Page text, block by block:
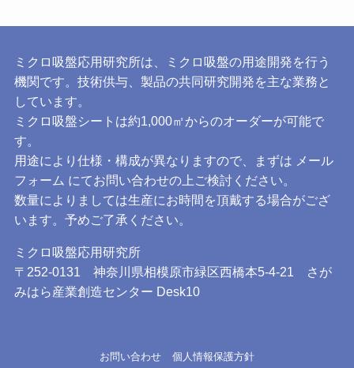
ミクロ吸盤応用研究所は、ミクロ吸盤の用途開発を行う
機関です。技術供与、製品の共同研究開発を主な業務と
しています。
ミクロ吸盤シートは約1,000㎡からのオーダーが可能で
す。
用途により仕様・構成が異なりますので、まずは メール
フォーム にてお問い合わせの上ご検討ください。
数量によりましては生産にお時間を頂戴する場合がござ
います。予めご了承ください。
ミクロ吸盤応用研究所
〒252-0131 神奈川県相模原市緑区西橋本5-4-21 さが
みはら産業創造センター Desk10
お問い合わせ 個人情報保護方針